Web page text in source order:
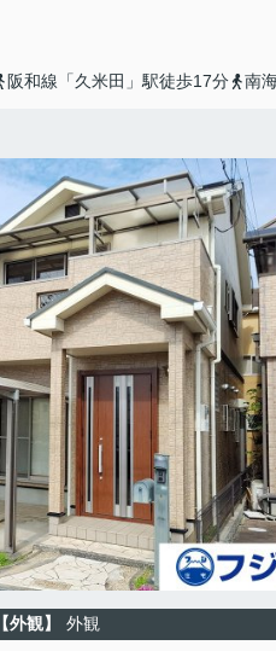
阪和線「久米田」駅徒歩17分 南
【外観】 外観